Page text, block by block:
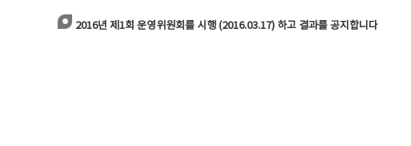
2016년 제1회 운영위원회를 시행 (2016.03.17) 하고 결과를 공지합니다